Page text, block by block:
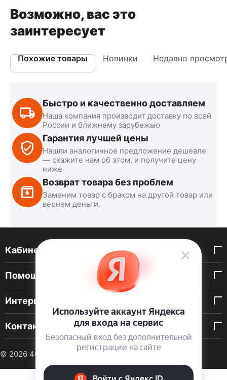
Возможно, вас это
заинтересует
Похожие товары Новинки Недавно
Быстро и качественно доставляем
Наша компания производит доставку по всей
России и ближнему зарубежью
Гарантия лучшей цены
Нашли аналогичное предложение дешевле
— скажите нам об этом, и получите цену
ниже
Возврат товара без проблем
Заменим товар с браком на другой товар или
вернем деньги.
Кабинет покупателя
Помощь покупателю
Интернет-магазин
Контакты
© 2026 40 DEN. Интернет-магазин